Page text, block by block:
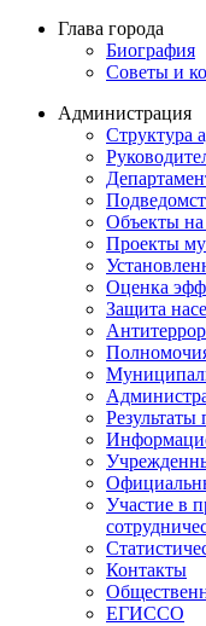
Глава города
Биография
Советы и
Администрация
Структура
Объекты на
Проекты
Оценка
Защита
Результаты
Участие в
Контакты
ЕГИССО